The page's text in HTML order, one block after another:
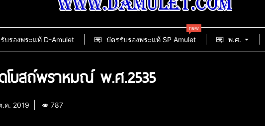
บรองพระแท้ D-Amulet บัตรรับรองพระแท้ SP Amulet
new
พ.ศ.
โบสถ์พราหมณ์ พ.ศ.2535
.ค. 2019 787